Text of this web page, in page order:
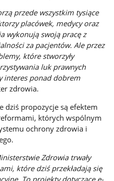
przede wszystkim tysiące
placówek, medycy oraz
wykonują swoją pracę z
za pacjentów. Ale przez
które stworzyły
luk prawnych
interes ponad dobrem
zdrowia.
dziś propozycje są efektem
których wspólnym
ochrony zdrowia i
Zdrowia trwały
które dziś przekładają się